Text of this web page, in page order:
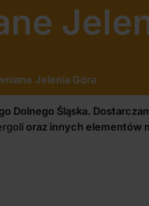
Jelenia Góra
Śląska.
oraz innych elementów